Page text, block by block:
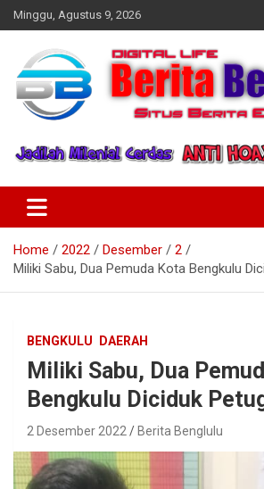
Skip
to
Minggu, Agustus 9, 2026
Beritabengkulu.id
Home 2022 Desember
2
Miliki Sabu, Dua Pemuda Kota Bengkulu
BENGKULU DAERAH
Miliki Sabu, Dua
Bengkulu Diciduk
2 Desember 2022 Berita Benglulu